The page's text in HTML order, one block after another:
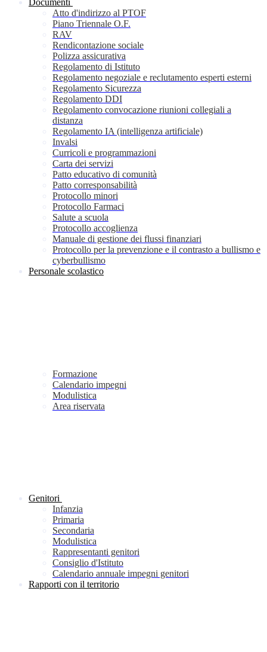
Documenti
Atto d'indirizzo al PTOF
Piano Triennale O.F.
RAV
Rendicontazione sociale
Polizza assicurativa
Regolamento di Istituto
Regolamento negoziale e reclutamento esperti esterni
Regolamento Sicurezza
Regolamento DDI
Regolamento convocazione riunioni collegiali a
distanza
Regolamento IA (intelligenza artificiale)
Invalsi
Curricoli e programmazioni
Carta dei servizi
Patto educativo di comunità
Patto corresponsabilità
Protocollo minori
Protocollo Farmaci
Salute a scuola
Protocollo accoglienza
Manuale di gestione dei flussi finanziari
Protocollo per la prevenzione e il contrasto a bullismo e
cyberbullismo
Personale scolastico
Formazione
Calendario impegni
Modulistica
Area riservata
Genitori
Infanzia
Primaria
Secondaria
Modulistica
Rappresentanti genitori
Consiglio d'Istituto
Calendario annuale impegni genitori
Rapporti con il territorio